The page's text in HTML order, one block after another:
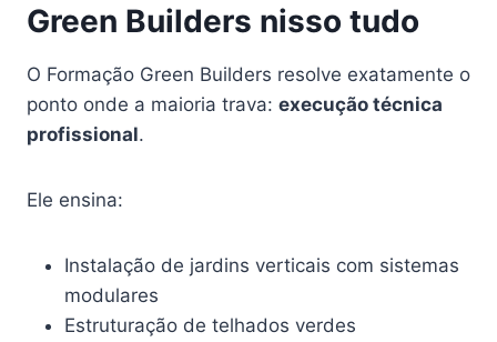
Green Builders nisso tudo
O Formação Green Builders resolve exatamente o
ponto onde a maioria trava: execução técnica
profissional.
Ele ensina:
Instalação de jardins verticais com sistemas
modulares
Estruturação de telhados verdes